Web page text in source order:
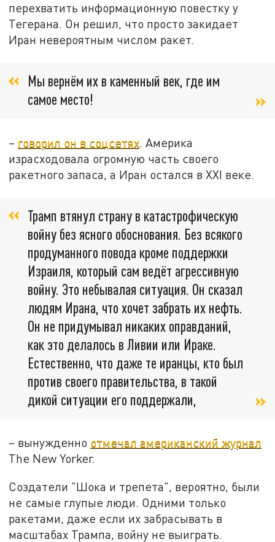
перехватить информационную повестку у
Тегерана. Он решил, что просто закидает
Иран невероятным числом ракет.
Мы вернём их в каменный век, где им
самое место!
– говорил он в соцсетях. Америка
израсходовала огромную часть своего
ракетного запаса, а Иран остался в XXI веке.
Трамп втянул страну в катастрофическую
войну без ясного обоснования. Без всякого
продуманного повода кроме поддержки
Израиля, который сам ведёт агрессивную
войну. Это небывалая ситуация. Он сказал
людям Ирана, что хочет забрать их нефть.
Он не придумывал никаких оправданий,
как это делалось в Ливии или Ираке.
Естественно, что даже те иранцы, кто был
против своего правительства, в такой
дикой ситуации его поддержали,
– вынужденно отмечал американский журнал
The New Yorker.
Создатели "Шока и трепета", вероятно, были
не самые глупые люди. Одними только
ракетами, даже если их забрасывать в
масштабах Трампа, войну не выиграть.